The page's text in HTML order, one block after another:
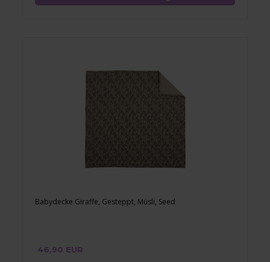
Babydecke Giraffe, Gesteppt, Müsli, Seed
46,90 EUR